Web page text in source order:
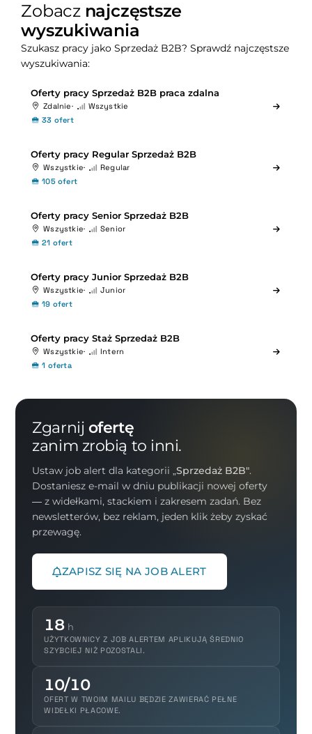
Zobacz najczęstsze
wyszukiwania
Szukasz pracy jako Sprzedaż B2B? Sprawdź najczęstsze
wyszukiwania:
Oferty pracy Sprzedaż B2B praca zdalna
Zdalnie
Wszystkie
33 ofert
Oferty pracy Regular Sprzedaż B2B
Wszystkie
Regular
105 ofert
Oferty pracy Senior Sprzedaż B2B
Wszystkie
Senior
21 ofert
Oferty pracy Junior Sprzedaż B2B
Wszystkie
Junior
19 ofert
Oferty pracy Staż Sprzedaż B2B
Wszystkie
Intern
1 oferta
Zgarnij ofertę
zanim zrobią to inni.
Ustaw job alert dla kategorii„Sprzedaż B2B".
Dostaniesz e-mail w dniu publikacji nowej oferty
— z widełkami, stackiem i zakresem zadań. Bez
newsletterów, bez reklam, jeden klik żeby zyskać
przewagę.
ZAPISZ SIĘ NA JOB ALERT
18 h
UŻYTKOWNICY Z JOB ALERTEM APLIKUJĄ ŚREDNIO
SZYBCIEJ NIŻ POZOSTALI.
10/10
OFERT W TWOIM MAILU BĘDZIE ZAWIERAĆ PEŁNE
WIDEŁKI PŁACOWE.